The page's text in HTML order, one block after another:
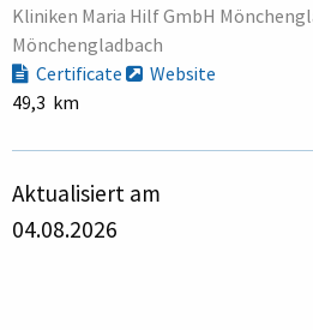
Kliniken Maria Hilf GmbH
Mönchengladbach
Certificate
Website
49,3 km
Aktualisiert am
04.08.2026